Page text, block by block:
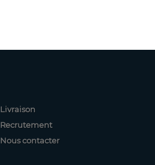
Livraison
Recrutement
Nous contacter